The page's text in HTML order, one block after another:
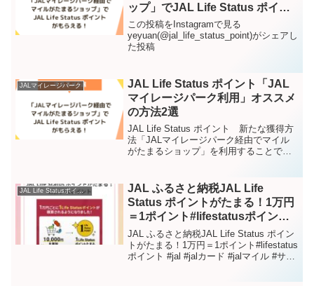
ップ」でJAL Life Status ポイン
トがもらえる！ – Instagram
この投稿をInstagramで見る
yeyuan(@jal_life_status_point)がシェアし
た投稿
JALマイレージパーク
JAL Life Status ポイント「JAL
マイレージパーク利用」オススメ
の方法2選
JAL Life Status ポイント 新たな獲得方
法「JALマイレージパーク経由でマイル
がたまるショップ」を利用することで、
は、楽天市場など約30...
JAL Life Statusポイント – Instagram
JAL ふるさと納税JAL Life
Status ポイントがたまる！1万円
＝1ポイント#lifestatusポイント
#jal #jalカード #jalマイル #サクラ
ラウンジ #jgcダイヤモンド –
Instagram
JAL ふるさと納税JAL Life Status ポイン
トがたまる！1万円＝1ポイント#lifestatus
ポイント #jal #jalカード #jalマイル #サク